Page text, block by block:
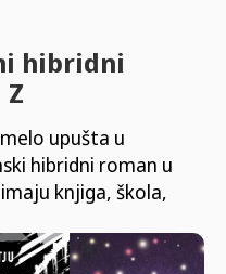
hibridni
upušta u
hibridni roman u
knjiga, škola,